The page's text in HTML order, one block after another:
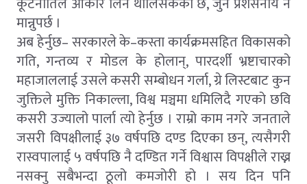
मान्नुपर्छ ।
अब हेर्नुछ– सरकारले के–कस्ता कार्यक्रमसहित विकासको
गति, गन्तव्य र मोडल के होलान्, पारदर्शी भ्रष्टाचारको
महाजाललाई उसले कसरी सम्बोधन गर्ला, ग्रे लिस्टबाट कुन
जुक्तिले मुक्ति निकाल्ला, विश्व मञ्चमा धमिलिदै गएको छवि
कसरी उज्यालो पार्ला त्यो हेर्नुछ । राम्रो काम नगरे जनताले
जसरी विपक्षीलाई ३७ वर्षपछि दण्ड दिएका छन्, त्यसैगरी
रास्वपालाई ५ वर्षपछि नै दण्डित गर्ने विश्वास विपक्षीले राख्न
नसक्नु सबैभन्दा ठूलो कमजोरी हो । सय दिन पनि